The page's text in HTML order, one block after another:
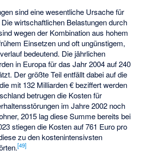
sind eine wesentliche Ursache für
Die wirtschaftlichen Belastungen durch
wegen der Kombination aus hohem
Einsetzen und oft ungünstigem,
bedeutend. Die jährlichen
in Europa für das Jahr 2004 auf 240
Der größte Teil entfällt dabei auf die
mit 132 Milliarden € beziffert werden
betrugen die Kosten für
im Jahre 2002 noch
2015 lag diese Summe bereits bei
stiegen die Kosten auf 761 Euro pro
zu den kostenintensivsten
[49]